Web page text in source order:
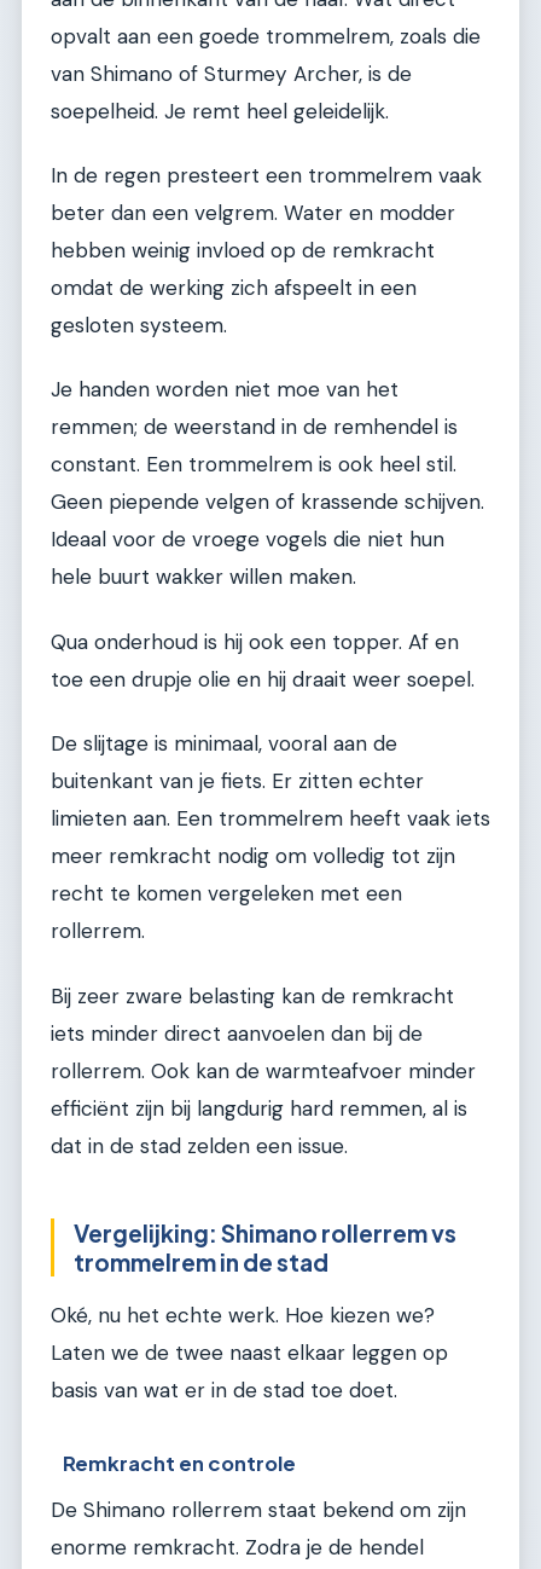
opvalt aan een goede trommelrem, zoals die
van Shimano of Sturmey Archer, is de
soepelheid. Je remt heel geleidelijk.
In de regen presteert een trommelrem vaak
beter dan een velgrem. Water en modder
hebben weinig invloed op de remkracht
omdat de werking zich afspeelt in een
gesloten systeem.
Je handen worden niet moe van het
remmen; de weerstand in de remhendel is
constant. Een trommelrem is ook heel stil.
Geen piepende velgen of krassende schijven.
Ideaal voor de vroege vogels die niet hun
hele buurt wakker willen maken.
Qua onderhoud is hij ook een topper. Af en
toe een drupje olie en hij draait weer soepel.
De slijtage is minimaal, vooral aan de
buitenkant van je fiets. Er zitten echter
limieten aan. Een trommelrem heeft vaak iets
meer remkracht nodig om volledig tot zijn
recht te komen vergeleken met een
rollerrem.
Bij zeer zware belasting kan de remkracht
iets minder direct aanvoelen dan bij de
rollerrem. Ook kan de warmteafvoer minder
efficiënt zijn bij langdurig hard remmen, al is
dat in de stad zelden een issue.
Vergelijking: Shimano rollerrem vs
trommelrem in de stad
Oké, nu het echte werk. Hoe kiezen we?
Laten we de twee naast elkaar leggen op
basis van wat er in de stad toe doet.
Remkracht en controle
De Shimano rollerrem staat bekend om zijn
enorme remkracht. Zodra je de hendel